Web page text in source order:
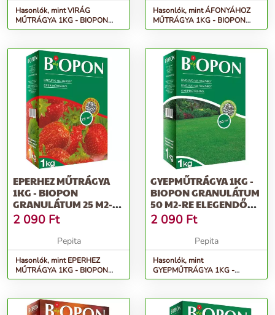
Hasonlók, mint VIRÁG
MŰTRÁGYA 1KG - BIOPON
granulátum 25 m2-re elegendő
Hasonlók, mint ÁFONYÁHOZ
MŰTRÁGYA 1KG - BIOPON
granulátum 50 m2-re elegendő
EPERHEZ MŰTRÁGYA
1KG - BIOPON
GRANULÁTUM 25 M2-RE
ELEGENDŐ TÖBBKO...
2 090 Ft
Pepita
Hasonlók, mint EPERHEZ
MŰTRÁGYA 1KG - BIOPON
granulátum 25 m2-re elegendő
GYEPMŰTRÁGYA 1KG -
BIOPON GRANULÁTUM
50 M2-RE ELEGENDŐ
TÖBBKOMPON...
2 090 Ft
Pepita
Hasonlók, mint
GYEPMŰTRÁGYA 1KG -
BIOPON granulátum 50 m2-re